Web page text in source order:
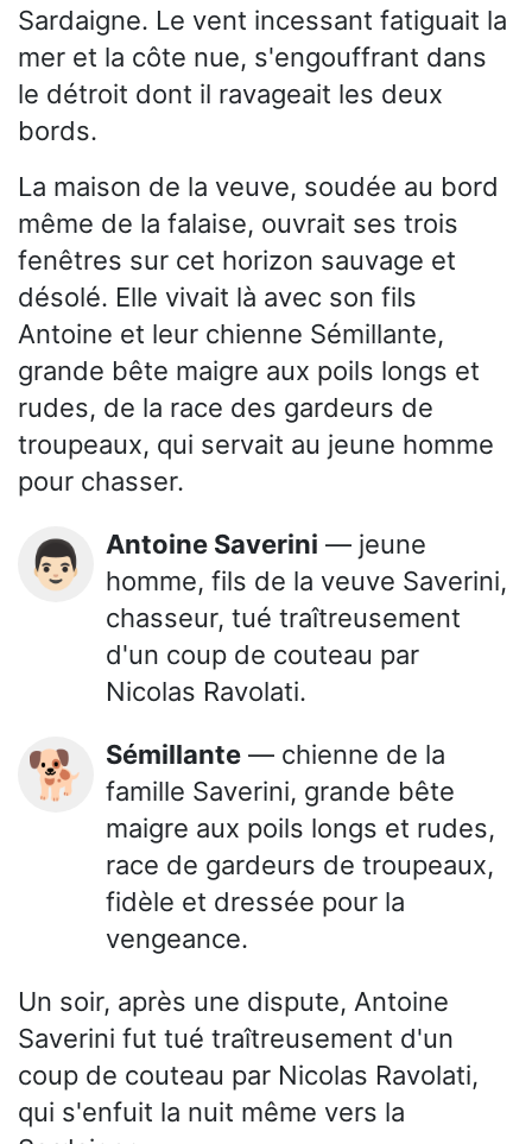
Sardaigne. Le vent incessant fatiguait la
mer et la côte nue, s'engouffrant dans
le détroit dont il ravageait les deux
bords.
La maison de la veuve, soudée au bord
même de la falaise, ouvrait ses trois
fenêtres sur cet horizon sauvage et
désolé. Elle vivait là avec son fils
Antoine et leur chienne Sémillante,
grande bête maigre aux poils longs et
rudes, de la race des gardeurs de
troupeaux, qui servait au jeune homme
pour chasser.
👨🏻 Antoine Saverini — jeune
homme, fils de la veuve Saverini,
chasseur, tué traîtreusement
d'un coup de couteau par
Nicolas Ravolati.
🐕 Sémillante — chienne de la
famille Saverini, grande bête
maigre aux poils longs et rudes,
race de gardeurs de troupeaux,
fidèle et dressée pour la
vengeance.
Un soir, après une dispute, Antoine
Saverini fut tué traîtreusement d'un
coup de couteau par Nicolas Ravolati,
qui s'enfuit la nuit même vers la